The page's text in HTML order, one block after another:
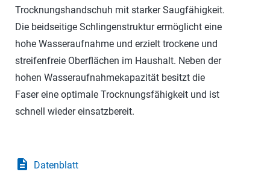
Trocknungshandschuh mit starker Saugfähigkeit.
Die beidseitige Schlingenstruktur ermöglicht eine
hohe Wasseraufnahme und erzielt trockene und
streifenfreie Oberflächen im Haushalt. Neben der
hohen Wasseraufnahmekapazität besitzt die
Faser eine optimale Trocknungsfähigkeit und ist
schnell wieder einsatzbereit.
description Datenblatt